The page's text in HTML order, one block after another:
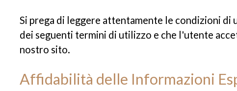
Si prega di leggere attentamente le condizioni
dei seguenti termini di utilizzo e che l'utente
nostro sito.
Affidabilità delle Informazioni